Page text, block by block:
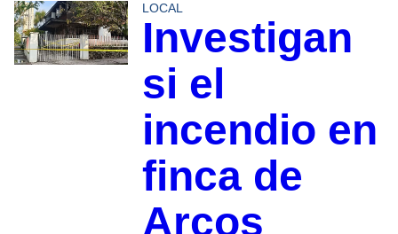
LOCAL
Investigan
si el
incendio en
finca de
Arcos